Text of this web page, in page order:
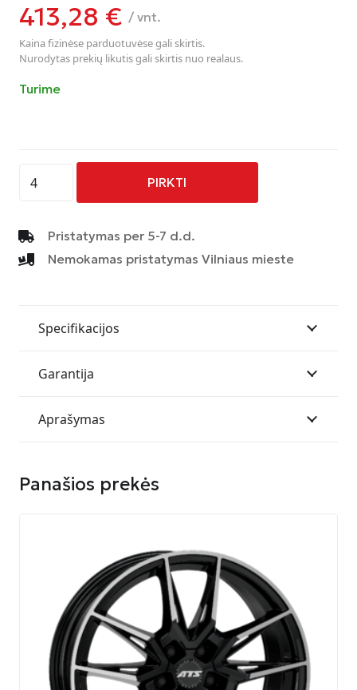
413,28 € / vnt.
Kaina fizinėse parduotuvėse gali skirtis.
Nurodytas prekių likutis gali skirtis nuo realaus.
Turime
kiekis:
PIUMA-
9519
5120
BLACK
POLISH
PIRKTI
Pristatymas per 5-7 d.d.
Nemokamas pristatymas Vilniaus mieste
Specifikacijos
Garantija
Aprašymas
Panašios prekės